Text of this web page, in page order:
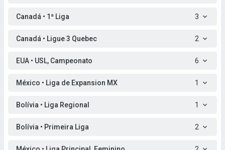
Canadá • 1ª Liga 3
Canadá • Ligue 3 Quebec 2
EUA • USL, Campeonato 6
México • Liga de Expansion MX 1
Bolívia • Liga Regional 1
Bolívia • Primeira Liga 2